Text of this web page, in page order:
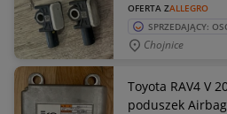
OFERTA ZALLEGRO
SPRZEDAJĄCY:
Chojnice
Toyota RAV4 V
poduszek